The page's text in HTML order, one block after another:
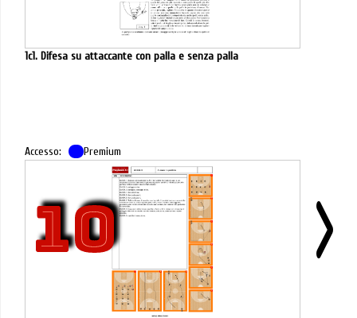
1c1. Difesa su attaccante con palla e senza palla
10
Accesso: Premium